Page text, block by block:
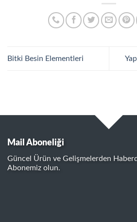
Bitki Besin Elementleri
Mail Aboneliği
Güncel Ürün ve Gelişmelerden
Abonemiz olun.